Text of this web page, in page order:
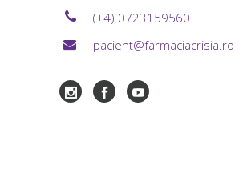
(+4) 0723159560
pacient@farmaciacrisia.ro